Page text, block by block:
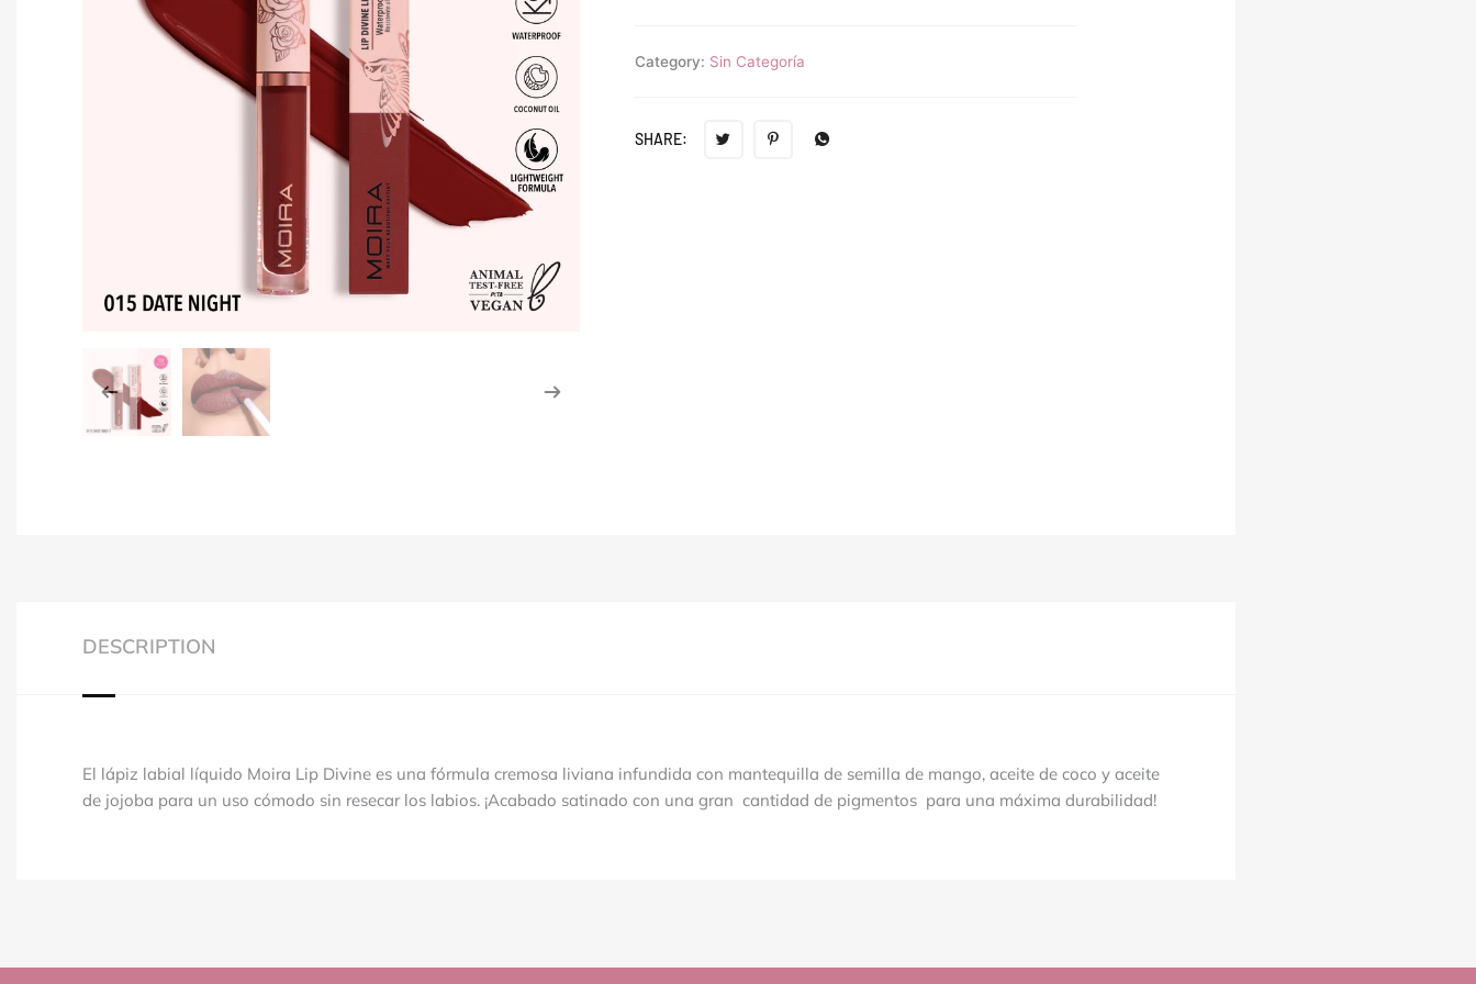
Category: Sin Categoría
SHARE:
DESCRIPTION
El lápiz labial líquido Moira Lip Divine es una fórmula cremosa liviana infundida con mantequilla de semilla de mango, aceite de coco y aceite
de jojoba para un uso cómodo sin resecar los labios. ¡Acabado satinado con una gran cantidad de pigmentos para una máxima durabilidad!